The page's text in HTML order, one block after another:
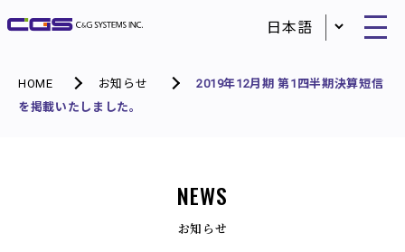
HOME お知らせ
2019年12月期 第1四半期決算短信
を掲載いたしました。
NEWS
お知らせ